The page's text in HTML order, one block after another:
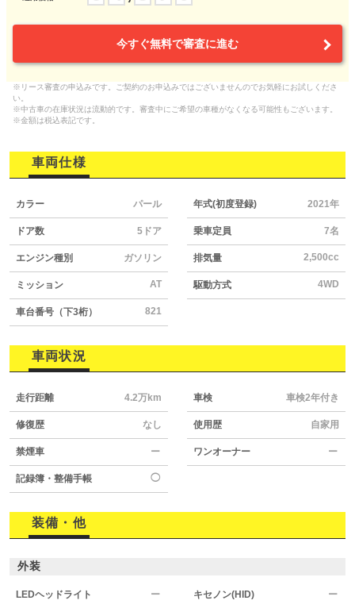
今すぐ無料で審査に進む
※リース審査の申込みです。ご契約のお申込みではございませんのでお気軽にお試しくださ
い。
※中古車の在庫状況は流動的です。審査中にご希望の車種がなくなる可能性もございます。
※金額は税込表記です。
車両仕様
カラー パール 年式(初度登録) 2021年
ドア数 5ドア 乗車定員 7名
エンジン種別 ガソリン 排気量 2,500cc
ミッション AT 駆動方式 4WD
車台番号（下3桁） 821
車両状況
走行距離 4.2万km 車検 車検2年付き
修復歴 なし 使用歴 自家用
禁煙車 ー ワンオーナー ー
記録簿・整備手帳 ◯
装備・他
外装
LEDヘッドライト ー キセノン(HID) ー